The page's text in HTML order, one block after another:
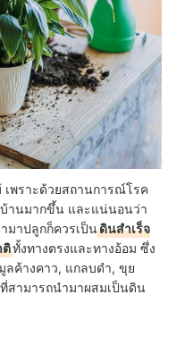
พราะด้วยสถานการณ์โรค
บ้านมากขึ้น และแน่นอนว่า
มาปลูกก็ควรเป็นดินสำเร็จ
ติทั้งทางตรงและทางอ้อม ซึ่ง
ค้างคาว, แกลบดำ, ขุย
สามารถนำมาผสมเป็นดิน